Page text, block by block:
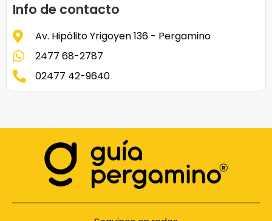
Info de contacto
Av. Hipólito Yrigoyen 136 - Pergamino
2477 68-2787
02477 42-9640